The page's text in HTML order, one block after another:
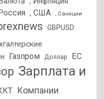
, США , Санкции
GBPUSD
Газпром Доллар ЕС
Зарплата и
Компании